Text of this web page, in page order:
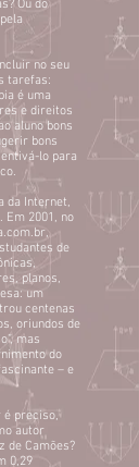
Ou do
no seu
tarefas:
é uma
e direitos
aluno bons
bons
lo para
da Internet,
Em 2001, no
de
planos,
um
centenas
oriundos de
mas
do
– e
é preciso,
autor
de Camões?
0,29